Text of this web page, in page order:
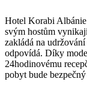
Hotel Korabi⁢ Albánie
svým‌ hostům⁢
zakládá na​
‌odpovídá. Díky
24hodinovému
⁣pobyt bude